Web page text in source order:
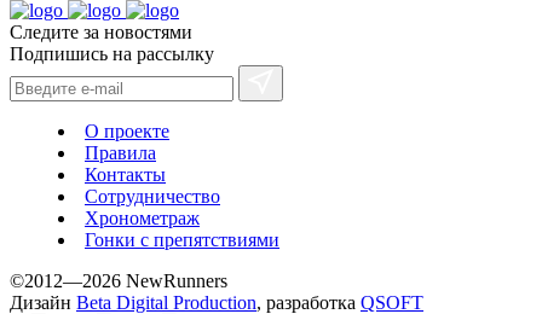
Следите за новостями
Подпишись на рассылку
О проекте
Правила
Контакты
Сотрудничество
Хронометраж
Гонки с препятствиями
©2012—2026 NewRunners
Дизайн Beta Digital Production, разработка QSOFT